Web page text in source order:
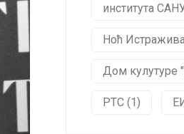
института
Ноћ
Дом кулутуре
РТС (1)